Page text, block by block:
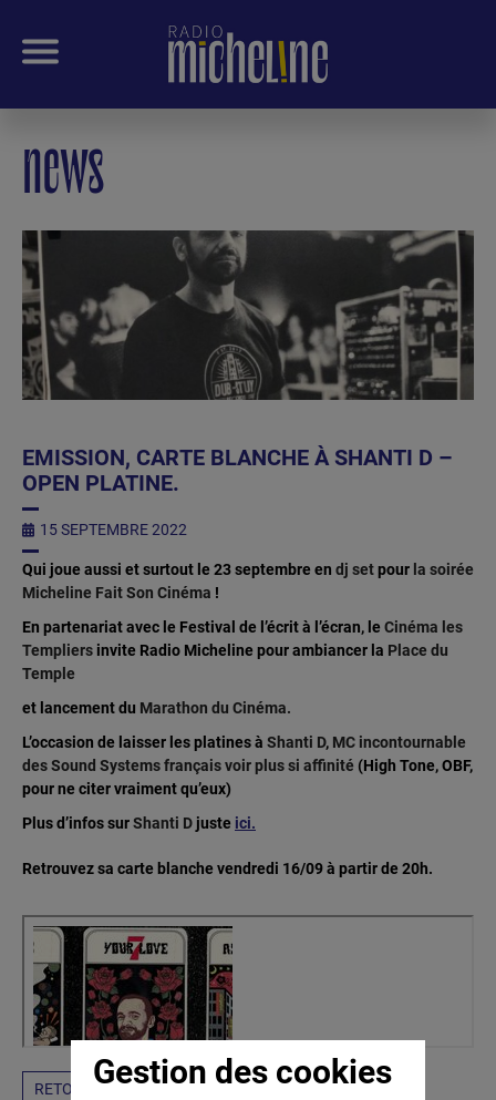
news
EMISSION, CARTE BLANCHE À SHANTI D –
OPEN PLATINE.
15 SEPTEMBRE 2022
Qui joue aussi et surtout le 23 septembre en dj setpour la soirée
Micheline Fait Son Cinéma !
En partenariat avec le Festival de l’écrit à l’écran, le Cinéma les
Templiers invite Radio Micheline pour ambiancer la Place du
Temple
et lancement du Marathon du Cinéma.
L’occasion de laisser les platines à Shanti D, MC incontournable
des Sound Systems français voir plus si affinité (High Tone, OBF,
pour ne citer vraiment qu’eux)
Plus d’infos surShanti D juste ici.
Retrouvez sa carte blanche vendredi 16/09 à partir de 20h.
RETOUR Gestion des cookies